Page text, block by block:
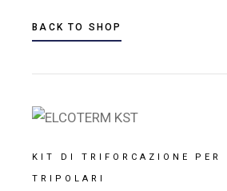
BACK TO SHOP
KIT DI TRIFORCAZIONE PER
TRIPOLARI